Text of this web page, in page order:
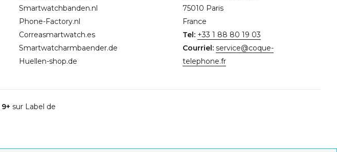
Smartwatchbanden.nl
Phone-Factory.nl
Correasmartwatch.es
Smartwatcharmbaender.de
Huellen-shop.de
75010 Paris
France
Tel: +33 1 88 80 19 03
Courriel: service@coque-
telephone.fr
9+sur Label de